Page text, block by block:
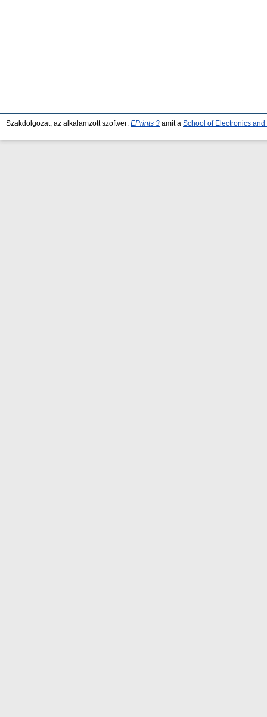
Szakdolgozat, az alkalamzott szoftver: EPrints 3 amit a School of Electronics